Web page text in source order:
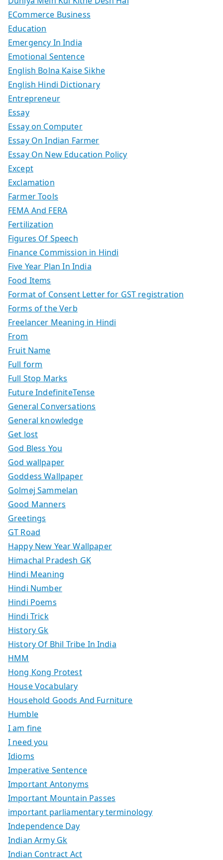
ECommerce Business
Education
Emergency In India
Emotional Sentence
English Bolna Kaise Sikhe
English Hindi Dictionary
Entrepreneur
Essay
Essay on Computer
Essay On Indian Farmer
Essay On New Education Policy
Except
Exclamation
Farmer Tools
FEMA And FERA
Fertilization
Figures Of Speech
Finance Commission in Hindi
Five Year Plan In India
Food Items
Format of Consent Letter for GST registration
Forms of the Verb
Freelancer Meaning in Hindi
From
Fruit Name
Full form
Full Stop Marks
Future IndefiniteTense
General Conversations
General knowledge
Get lost
God Bless You
God wallpaper
Goddess Wallpaper
Golmej Sammelan
Good Manners
Greetings
GT Road
Happy New Year Wallpaper
Himachal Pradesh GK
Hindi Meaning
Hindi Number
Hindi Poems
Hindi Trick
History Gk
History Of Bhil Tribe In India
HMM
Hong Kong Protest
House Vocabulary
Household Goods And Furniture
Humble
I am fine
I need you
Idioms
Imperative Sentence
Important Antonyms
Important Mountain Passes
important parliamentary terminology
Independence Day
Indian Army Gk
Indian Contract Act